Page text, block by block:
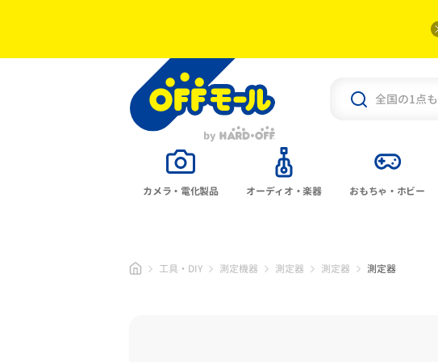
カメラ・電化製品 オーディオ・楽器 おもちゃ・ホビー
工具・DIY 測定機器 測定器 測定器 測定器